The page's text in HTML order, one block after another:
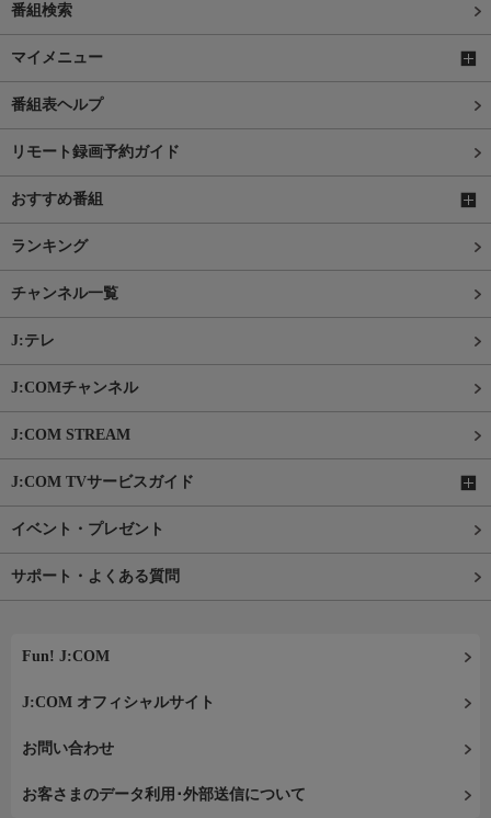
番組検索
マイメニュー
番組表ヘルプ
リモート録画予約ガイド
おすすめ番組
ランキング
チャンネル一覧
J:テレ
J:COMチャンネル
J:COM STREAM
J:COM TVサービスガイド
イベント・プレゼント
サポート・よくある質問
Fun! J:COM
J:COM オフィシャルサイト
お問い合わせ
お客さまのデータ利用･外部送信について